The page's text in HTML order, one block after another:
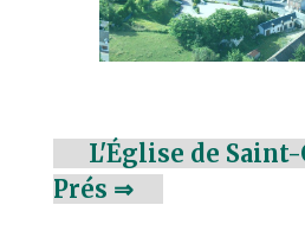
L'Église de Saint-
Prés ⇒